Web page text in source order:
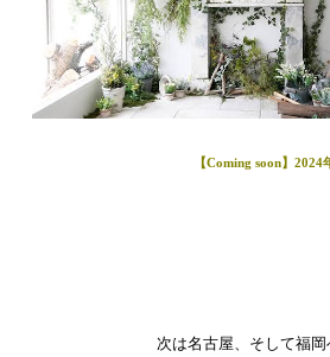
【Coming soon】2024
次は名古屋、そして福